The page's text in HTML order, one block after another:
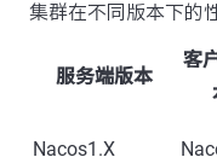
集群在不同版本下的
服务端版本
客
Nacos1.X